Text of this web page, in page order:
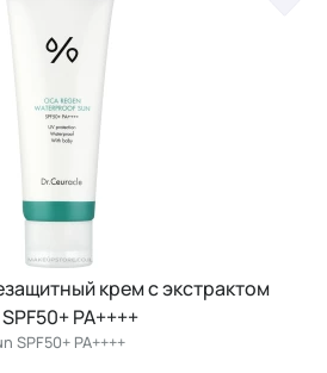
крем с экстрактом
PA++++
SPF50+ PA++++